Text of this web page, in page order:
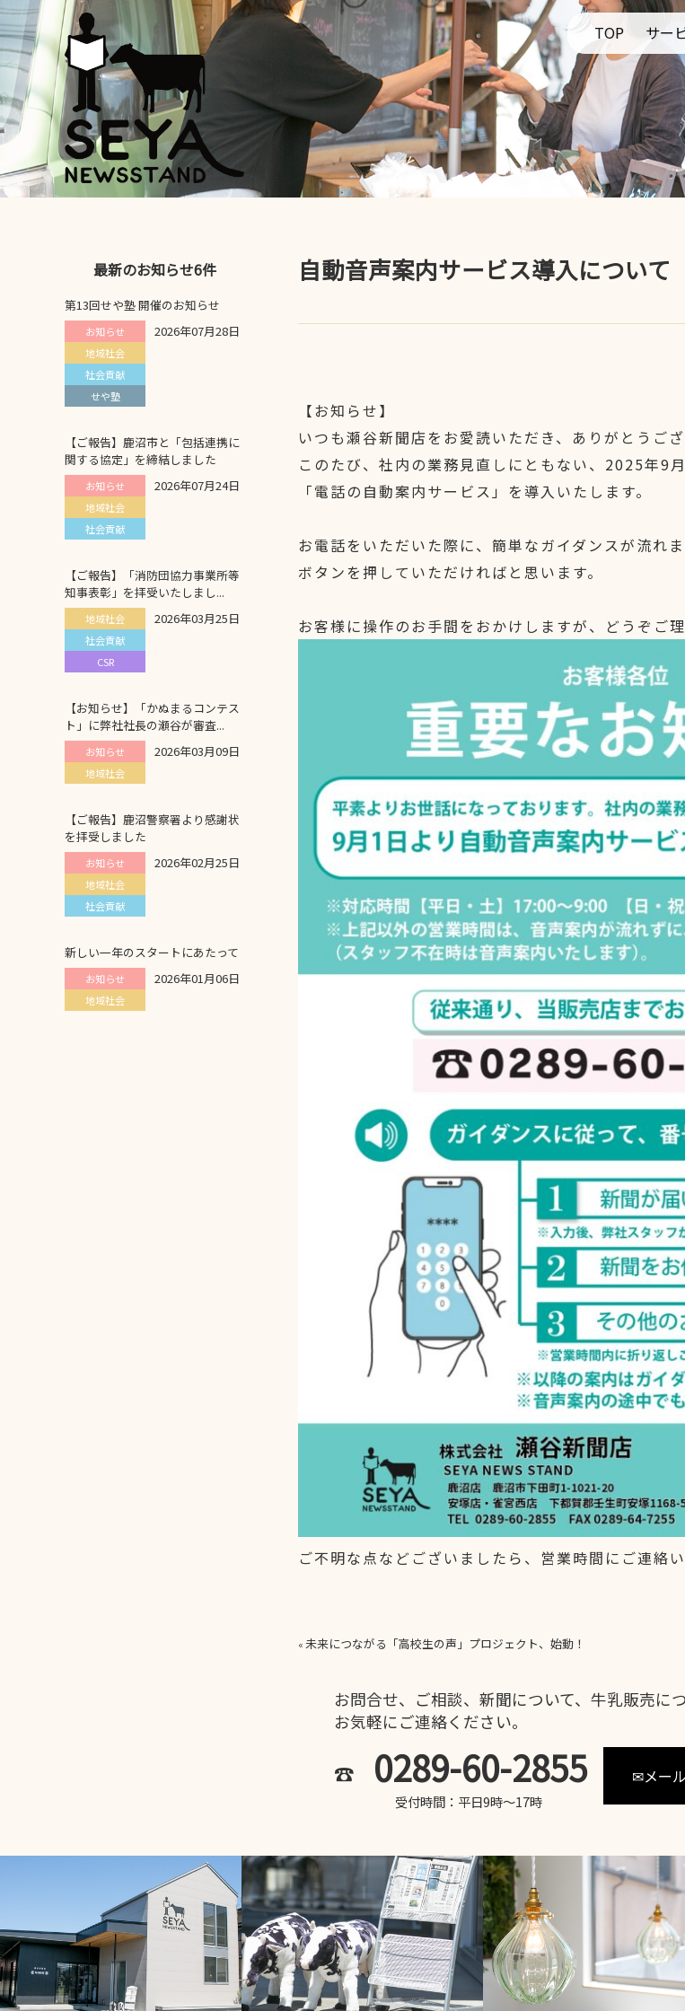
TOP
サー
最新のお知らせ6件
第13回せや塾 開催のお知らせ
お知らせ
地域社会
社会貢献
せや塾
2026年07月28日
【ご報告】鹿沼市と「包括連携に
関する協定」を締結しました
お知らせ
地域社会
社会貢献
2026年07月24日
【ご報告】「消防団協力事業所等
知事表彰」を拝受いたしまし...
地域社会
社会貢献
CSR
2026年03月25日
【お知らせ】「かぬまるコンテス
ト」に弊社社長の瀬谷が審査...
お知らせ
地域社会
2026年03月09日
【ご報告】鹿沼警察署より感謝状
を拝受しました
お知らせ
地域社会
社会貢献
2026年02月25日
新しい一年のスタートにあたって
お知らせ
地域社会
2026年01月06日
自動音声案内サービス導入について
【お知らせ】
いつも瀬谷新聞店をお愛読いただき、ありがとうござ
このたび、社内の業務見直しにともない、2025年9
「電話の自動案内サービス」を導入いたします。
お電話をいただいた際に、簡単なガイダンスが流れ
ボタンを押していただければと思います。
お客様に操作のお手間をおかけしますが、どうぞご
ご不明な点などございましたら、営業時間にご連絡
« 未来につながる「高校生の声」プロジェクト、始動！
お問合せ、ご相談、新聞について、牛乳販売に
お気軽にご連絡ください。
☎ 0289-60-2855
受付時間：平日9時～17時
✉メー